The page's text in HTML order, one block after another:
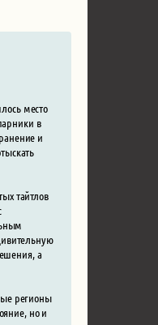
место
в
и
тайтлов
а
регионы
но и